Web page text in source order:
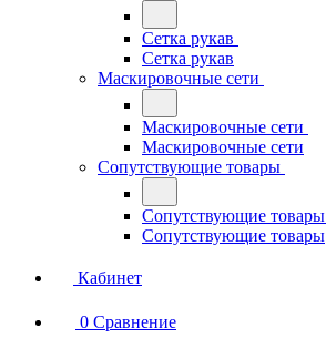
Сетка рукав
Сетка рукав
Маскировочные сети
Маскировочные сети
Маскировочные сети
Сопутствующие товары
Сопутствующие товары
Сопутствующие товары
Кабинет
0 Сравнение